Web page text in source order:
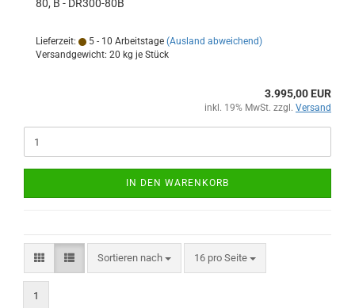
80, B - DR300-80B
Lieferzeit: 5 - 10 Arbeitstage (Ausland abweichend)
Versandgewicht: 20 kg je Stück
3.995,00 EUR
inkl. 19% MwSt. zzgl. Versand
IN DEN WARENKORB
Sortieren nach
Sortieren nach 16 pro Seite
pro Seite
1